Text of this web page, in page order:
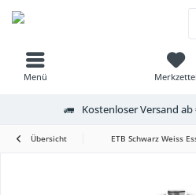
Menü Merkzettel
Kostenloser Versand ab
Übersicht ETB Schwarz Weiss